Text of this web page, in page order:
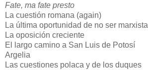
Fate, ma fate presto
La cuestión romana (again)
La última oportunidad de no ser marxista
La oposición creciente
El largo camino a San Luis de Potosí
Argelia
Las cuestiones polaca y de los duques